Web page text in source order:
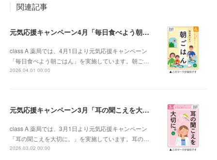
関連記事
元気応援キャンペーン4月「毎日食べよう朝ごはん」
class A 薬局では、4月1日より元気応援キャンペーン
「毎日食べよう朝ごはん」を実施しています。朝ご…
2026.04.01 00:00
元気応援キャンペーン3月「耳の聞こえを大切に。」
class A 薬局では、3月1日より元気応援キャンペーン
「耳の聞こえを大切に。」を実施しています。耳の…
2026.03.02 00:00